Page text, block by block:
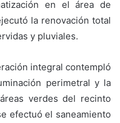
en el área de
la renovación total
y pluviales.
integral contempló
perimetral y la
verdes del recinto
efectuó el saneamiento